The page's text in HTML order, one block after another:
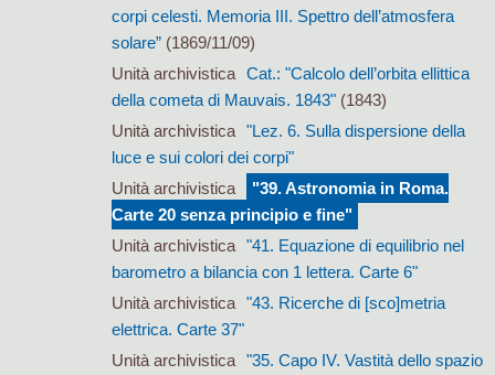
corpi celesti. Memoria III. Spettro dell’atmosfera
solare”(1869/11/09)
Unità archivistica Cat.: "Calcolo dell’orbita ellittica
della cometa di Mauvais. 1843"(1843)
Unità archivistica "Lez. 6. Sulla dispersione della
luce e sui colori dei corpi"
Unità archivistica
"39. Astronomia in Roma.
Carte 20 senza principio e fine"
Unità archivistica "41. Equazione di equilibrio nel
barometro a bilancia con 1 lettera. Carte 6"
Unità archivistica "43. Ricerche di [sco]metria
elettrica. Carte 37"
Unità archivistica "35. Capo IV. Vastità dello spazio